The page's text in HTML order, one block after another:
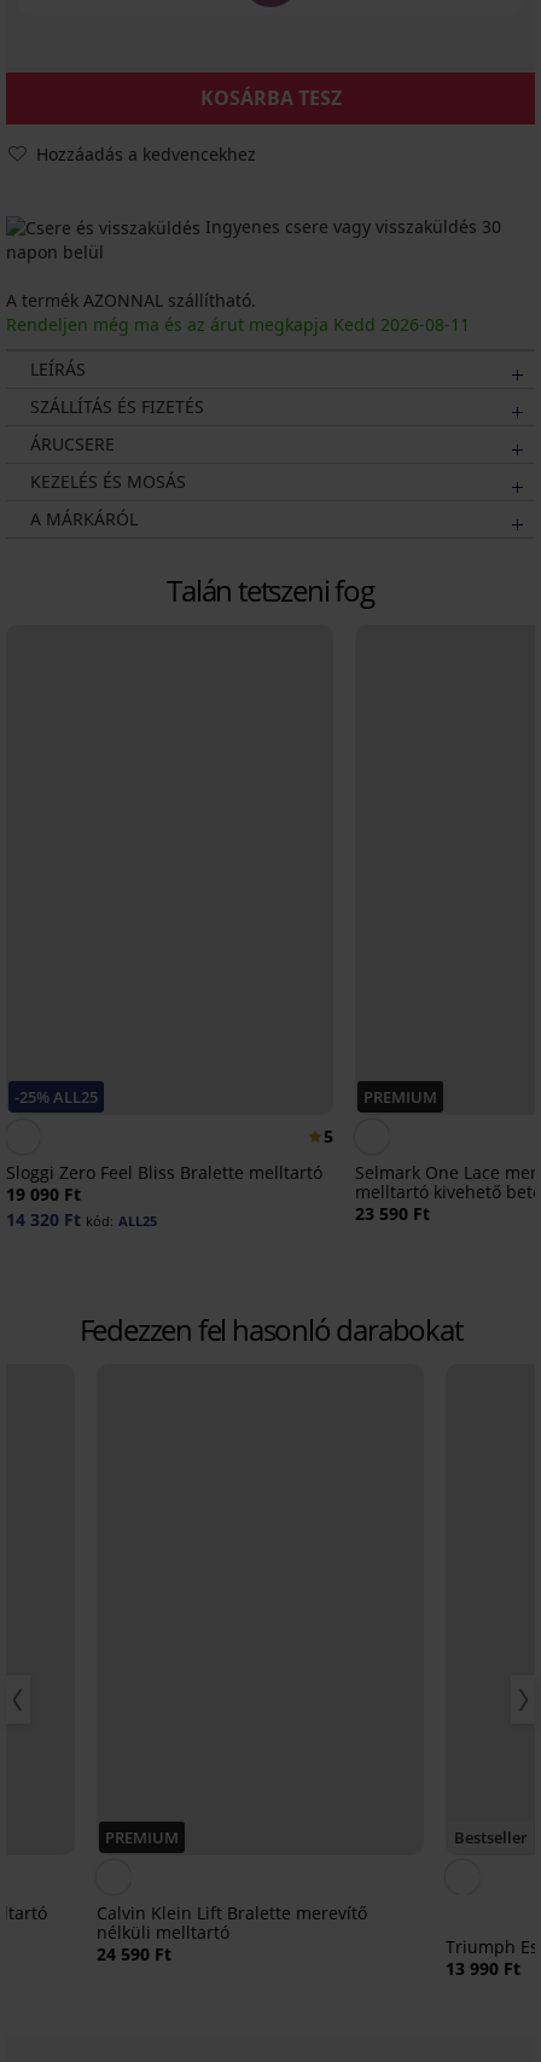
KOSÁRBA TESZ
Hozzáadás a kedvencekhez
Ingyenes csere vagy visszaküldés 30
napon belül
A termék AZONNAL szállítható.
Rendeljen még ma és az árut megkapja Kedd 2026-08-11
LEÍRÁS
SZÁLLÍTÁS ÉS FIZETÉS
ÁRUCSERE
KEZELÉS ÉS MOSÁS
A MÁRKÁRÓL
Talán tetszeni fog
-25% ALL25
5
Sloggi Zero Feel Bliss Bralette melltartó
19 090 Ft
14 320 Ft kód: ALL25
PREMIUM
Selmark One Lace
melltartó kivehető
23 590 Ft
Fedezzen fel hasonló darabokat
PREMIUM
Calvin Klein Lift Bralette merevítő
nélküli melltartó
24 590 Ft
Bestseller
Triumph
13 990 Ft